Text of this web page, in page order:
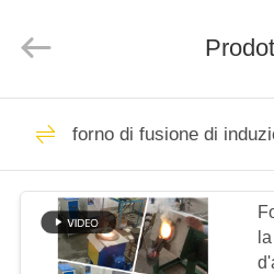
CASA
PRODOTTI
CIRCA
Electronics
forno di
induzione
forno di fusione di